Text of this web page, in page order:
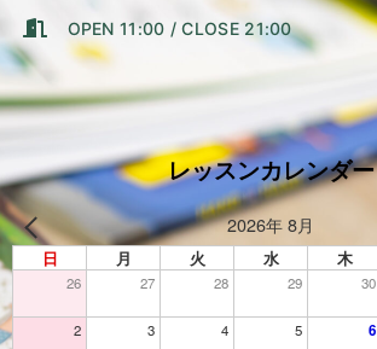
OPEN 11:00 / CLOSE 21:00
レッスンカレンダー
2026年 8月
日 月 火 水 木
26 27 28 29 30
2 3 4 5 6